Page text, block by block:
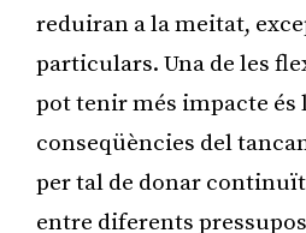
reduiran a la meitat,
particulars. Una de les
pot tenir més impacte és
conseqüències del
per tal de donar
entre diferents